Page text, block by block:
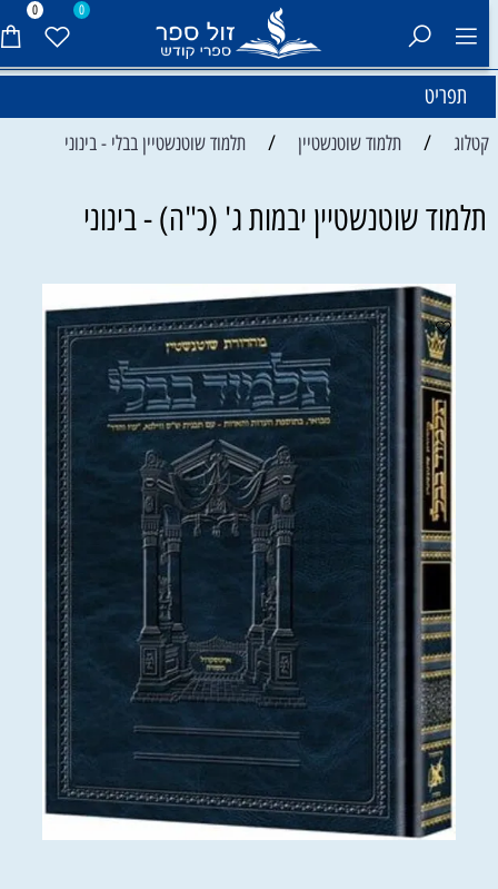
0 0
תפריט
קטלוג / תלמוד שוטנשטיין / תלמוד שוטנשטיין בבלי - בינוני
תלמוד שוטנשטיין יבמות ג' (כ"ה) - בינוני